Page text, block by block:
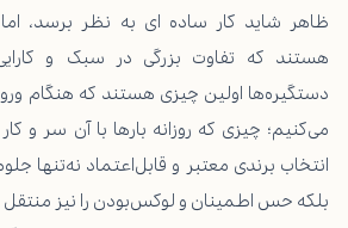
ظاهر شاید کار ساده ای به نظر برسد،
هستند که تفاوت بزرگی در سبک و
دستگیره‌ها اولین چیزی هستند که هنگام
می‌کنیم؛ چیزی که روزانه بارها با آن سر و
انتخاب برندی معتبر و قابل‌اعتماد نه‌تنها
بلکه حس اطمینان و لوکس‌بودن را نیز